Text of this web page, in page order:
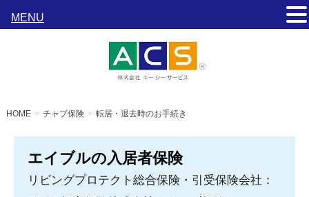
HOME チャブ保険 転居・退去時のお手続き
エイブルの入居者保険
リビングプロテクト総合保険・引受保険会社：
MENU